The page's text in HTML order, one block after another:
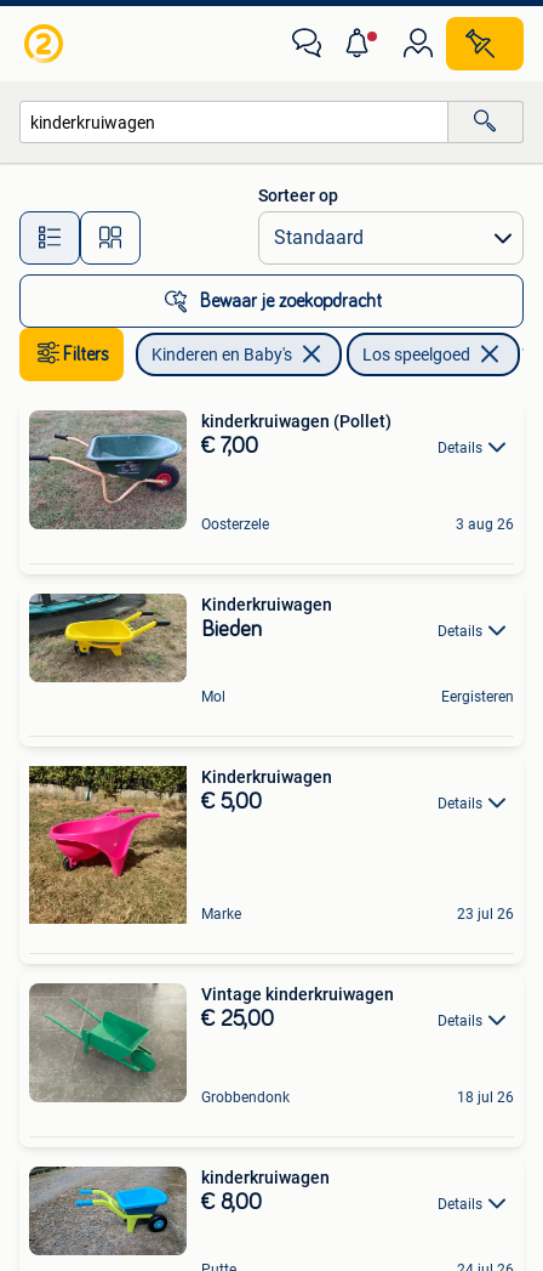
Alle afstanden…
Sorteer op
Bewaar je zoekopdracht
Filters Kinderen en Baby's Los speelgoed
kinderkruiwagen (Pollet)
€ 7,00 Details
Oosterzele 3 aug 26
Kinderkruiwagen
Bieden Details
Mol Eergisteren
Kinderkruiwagen
€ 5,00 Details
Marke 23 jul 26
Vintage kinderkruiwagen
€ 25,00 Details
Grobbendonk 18 jul 26
kinderkruiwagen
€ 8,00 Details